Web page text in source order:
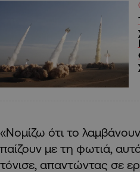
«Νομίζω ότι το
παίζουν με τη φωτιά,
τόνισε, απαντώντας σε